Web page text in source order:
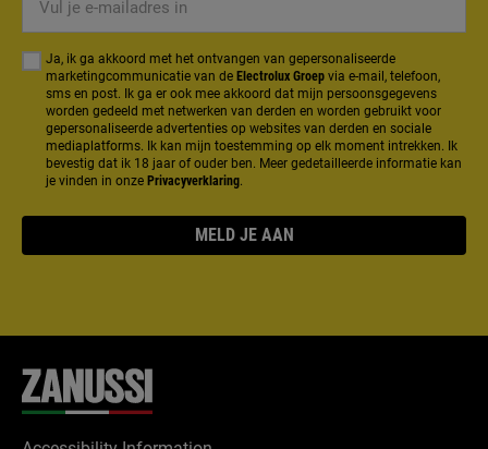
e-
mailadres
Ja, ik ga akkoord met het ontvangen van gepersonaliseerde
marketingcommunicatie van de Electrolux Groep via e-mail, telefoon,
sms en post. Ik ga er ook mee akkoord dat mijn persoonsgegevens
worden gedeeld met netwerken van derden en worden gebruikt voor
gepersonaliseerde advertenties op websites van derden en sociale
mediaplatforms. Ik kan mijn toestemming op elk moment intrekken. Ik
bevestig dat ik 18 jaar of ouder ben. Meer gedetailleerde informatie kan
je vinden in onze Privacyverklaring.
MELD JE AAN